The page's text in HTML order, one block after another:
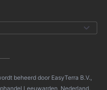
beheerd door EasyTerra B.V.,
Leeuwarden, Nederland,